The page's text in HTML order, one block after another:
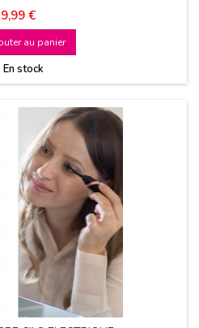
Prix
9,99 €
au panier
En stock